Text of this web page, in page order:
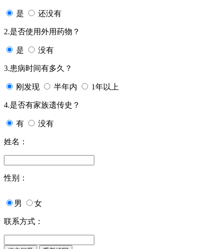
是 还没有
2.是否使用外用药物？
是 没有
3.患病时间有多久？
刚发现 半年内 1年以上
4.是否有家族遗传史？
有 没有
姓名：
性别：
男 女
联系方式：